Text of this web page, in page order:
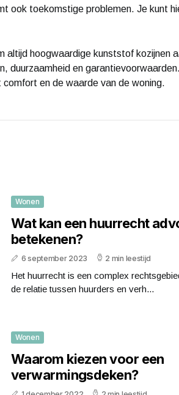
ook toekomstige problemen. Je kunt
altijd hoogwaardige kunststof kozijnen
duurzaamheid en
en de waarde van de woning.
Wonen
Wat kan een huurrecht
betekenen?
6 september 2023 2 min leestijd
Het huurrecht is een complex
de relatie tussen huurders en verh...
Wonen
Waarom kiezen voor een
verwarmingsdeken?